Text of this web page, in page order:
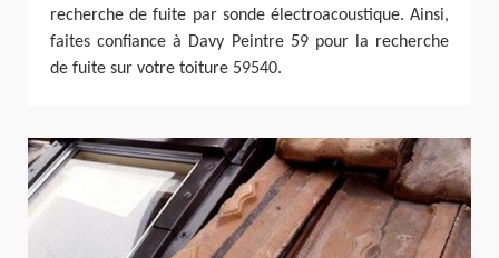
recherche de fuite par sonde électroacoustique. Ainsi,
faites confiance à Davy Peintre 59 pour la recherche
de fuite sur votre toiture 59540.